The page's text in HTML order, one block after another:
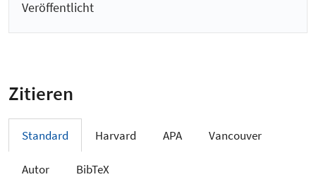
Veröffentlicht
Zitieren
Standard Harvard APA Vancouver
Autor BibTeX